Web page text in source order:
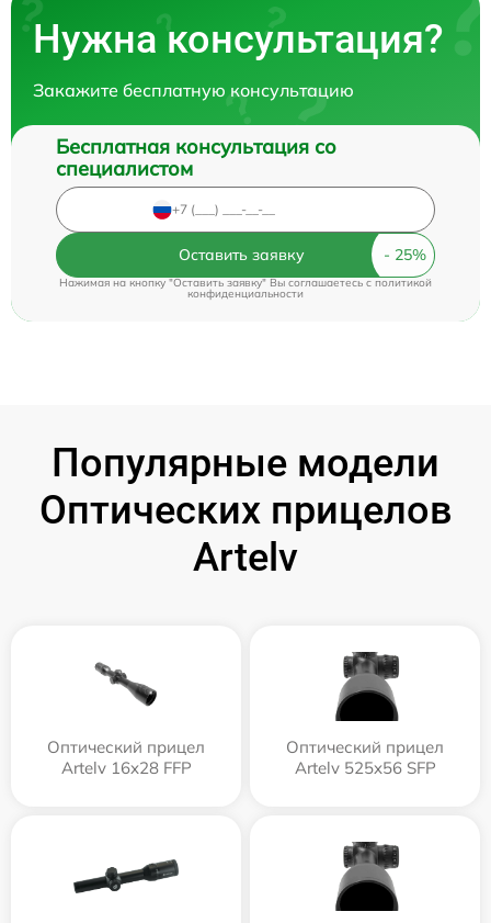
Нужна консультация?
Закажите бесплатную консультацию
Бесплатная консультация со
специалистом
Оставить заявку
Нажимая на кнопку "Оставить заявку" Вы соглашаетесь cполитикой
конфиденциальности
Популярные модели
Оптических прицелов
Artelv
Оптический прицел
Artelv 16x28 FFP
Оптический прицел
Artelv 525x56 SFP